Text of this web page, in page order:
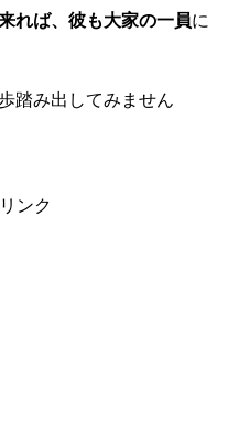
れば、彼も大家の一員に
踏み出してみません
ンク